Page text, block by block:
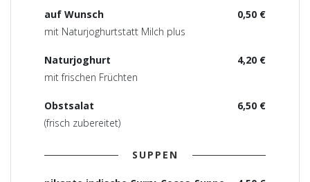
0,50 €
auf Wunsch
mit Naturjoghurtstatt Milch plus
4,20 €
Naturjoghurt
mit frischen Früchten
6,50 €
Obstsalat
(frisch zubereitet)
SUPPEN